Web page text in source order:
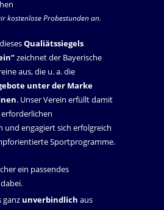
kostenlose Probestunden an.
Qualiätssiegels
zeichnet der Bayerische
aus, die u. a. die
unter der Marke
. Unser Verein erfüllt damit
und engagiert sich erfolgreich
Sportprogramme.
ein passendes
ganz unverbindlich aus